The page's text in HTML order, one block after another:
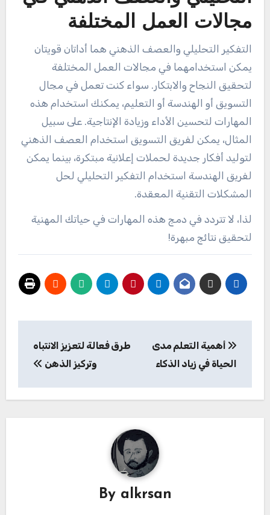
مجالات العمل المختلفة
التفكير التحليلي والعصف الذهني هما أداتان قويتان
يمكن استخدامهما في مجالات العمل المختلفة
لتحقيق النجاح والابتكار. سواء كنت تعمل في مجال
التسويق أو الهندسة أو التعليم، يمكنك استخدام هذه
المهارات لتحسين الأداء وزيادة الإنتاجية. على سبيل
المثال، يمكن لفريق التسويق استخدام العصف الذهني
لتوليد أفكار جديدة لحملات إعلانية مبتكرة، بينما يمكن
لفريق الهندسة استخدام التفكير التحليلي لحل
المشكلات التقنية المعقدة.
لذا، لا تتردد في دمج هذه المهارات في حياتك المهنية
لتحقيق نتائج مبهرة!
المقالات
أهمية التعلم مدى
الحياة في زياد الذكاء
طرق فعالة لتعزيز الانتباه
وتركيز الذهن
By alkrsan